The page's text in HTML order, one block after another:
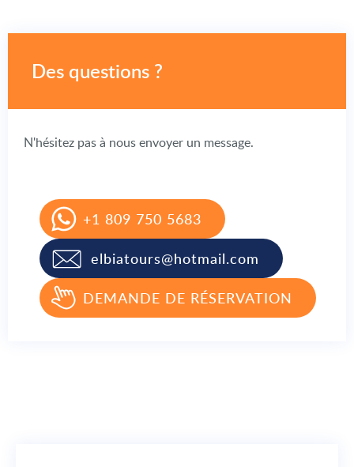
Des questions ?
N'hésitez pas à nous envoyer un message.
+1 809 750 5683
elbiatours@hotmail.com
DEMANDE DE RÉSERVATION